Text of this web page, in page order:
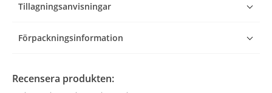
Tillagningsanvisningar
Förpackningsinformation
Recensera produkten: